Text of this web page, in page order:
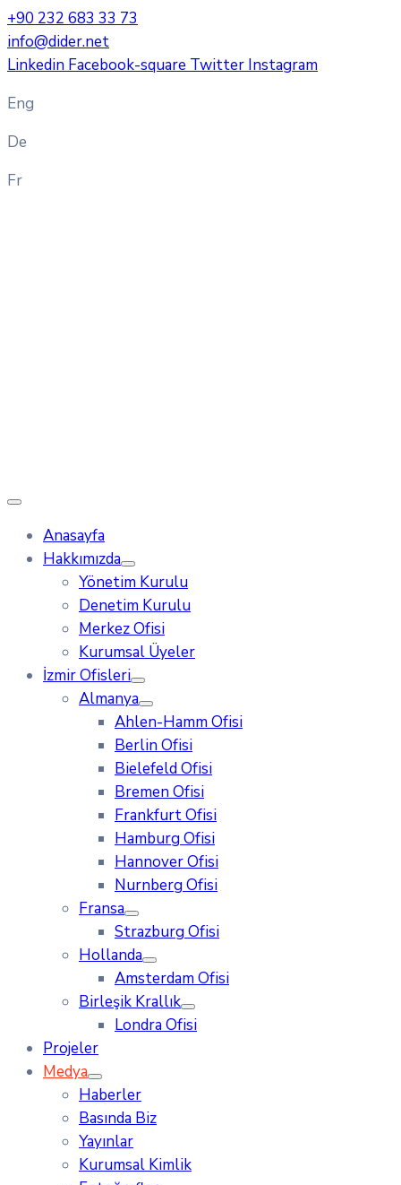
+90 232 683 33 73
info@dider.net
Linkedin Facebook-square Twitter Instagram
Eng
De
Fr
Anasayfa
Hakkımızda
Yönetim Kurulu
Denetim Kurulu
Merkez Ofisi
Kurumsal Üyeler
İzmir Ofisleri
Almanya
Ahlen-Hamm Ofisi
Berlin Ofisi
Bielefeld Ofisi
Bremen Ofisi
Frankfurt Ofisi
Hamburg Ofisi
Hannover Ofisi
Nurnberg Ofisi
Fransa
Strazburg Ofisi
Hollanda
Amsterdam Ofisi
Birleşik Krallık
Londra Ofisi
Projeler
Medya
Haberler
Basında Biz
Yayınlar
Kurumsal Kimlik